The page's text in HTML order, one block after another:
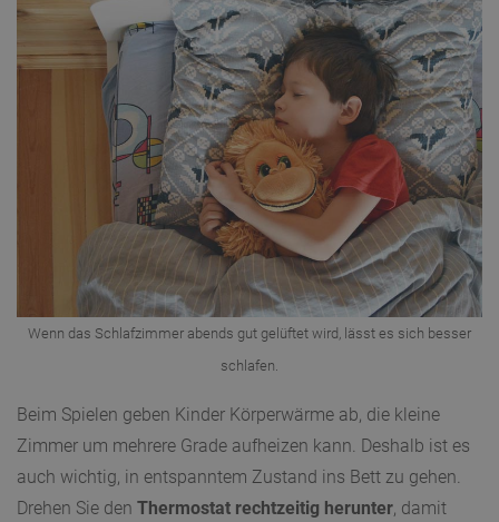
Wenn das Schlafzimmer abends gut gelüftet wird, lässt es sich besser
schlafen.
Beim Spielen geben Kinder Körperwärme ab, die kleine
Zimmer um mehrere Grade aufheizen kann. Deshalb ist es
auch wichtig, in entspanntem Zustand ins Bett zu gehen.
Drehen Sie den Thermostat rechtzeitig herunter, damit